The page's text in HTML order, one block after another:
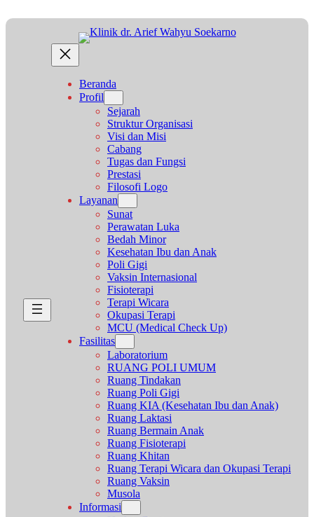
ke
Beranda
Profil
Sejarah
Struktur Organisasi
Visi dan Misi
Cabang
Tugas dan Fungsi
Prestasi
Filosofi Logo
Layanan
Sunat
Perawatan Luka
Bedah Minor
Kesehatan Ibu dan Anak
Poli Gigi
Vaksin Internasional
Fisioterapi
Terapi Wicara
Okupasi Terapi
MCU (Medical Check Up)
Fasilitas
Laboratorium
RUANG POLI UMUM
Ruang Tindakan
Ruang Poli Gigi
Ruang KIA (Kesehatan Ibu dan Anak)
Ruang Laktasi
Ruang Bermain Anak
Ruang Fisioterapi
Ruang Khitan
Ruang Terapi Wicara dan Okupasi Terapi
Ruang Vaksin
Musola
Informasi